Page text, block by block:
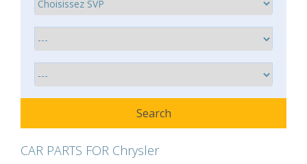
CAR PARTS FOR Chrysler